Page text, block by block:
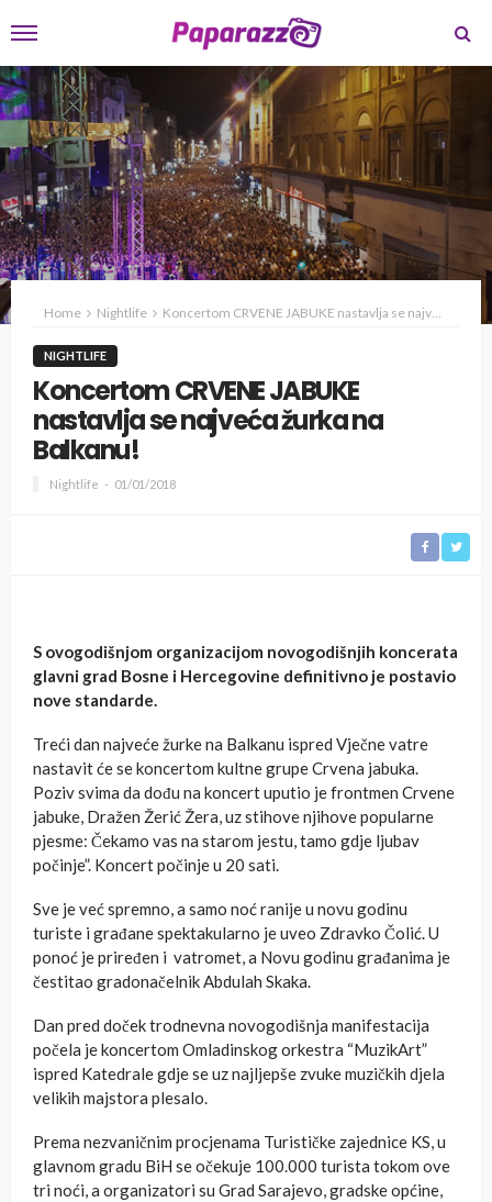
Home Nightlife Koncertom CRVENE JABUKE nastavlja se najveća žurka na Balkanu!
NIGHTLIFE
Koncertom CRVENE JABUKE
nastavlja se najveća žurka na
Balkanu!
Nightlife 01/01/2018
S ovogodišnjom organizacijom novogodišnjih koncerata
glavni grad Bosne i Hercegovine definitivno je postavio
nove standarde.
Treći dan najveće žurke na Balkanu ispred Vječne vatre
nastavit će se koncertom kultne grupe Crvena jabuka.
Poziv svima da dođu na koncert uputio je frontmen Crvene
jabuke, Dražen Žerić Žera, uz stihove njihove popularne
pjesme: Čekamo vas na starom jestu, tamo gdje ljubav
počinje”. Koncert počinje u 20 sati.
Sve je već spremno, a samo noć ranije u novu godinu
turiste i građane spektakularno je uveo Zdravko Čolić. U
ponoć je priređen i vatromet, a Novu godinu građanima je
čestitao gradonačelnik Abdulah Skaka.
Dan pred doček trodnevna novogodišnja manifestacija
počela je koncertom Omladinskog orkestra “MuzikArt”
ispred Katedrale gdje se uz najljepše zvuke muzičkih djela
velikih majstora plesalo.
Prema nezvaničnim procjenama Turističke zajednice KS, u
glavnom gradu BiH se očekuje 100.000 turista tokom ove
tri noći, a organizatori su Grad Sarajevo, gradske općine,